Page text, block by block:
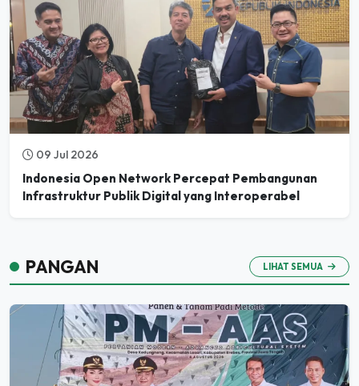
09 Jul 2026
Indonesia Open Network Percepat Pembangunan
Infrastruktur Publik Digital yang Interoperabel
PANGAN LIHAT SEMUA